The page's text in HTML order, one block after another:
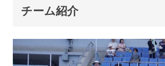
チーム紹介